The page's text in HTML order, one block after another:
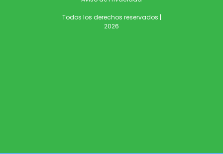
Todos los derechos reservados |
2026